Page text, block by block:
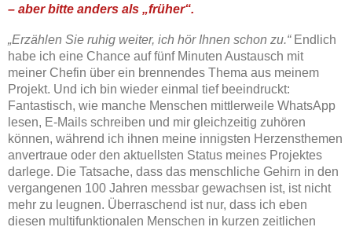
– aber bitte anders als „früher“.
„Erzählen Sie ruhig weiter, ich hör Ihnen schon zu.“Endlich
habe ich eine Chance auf fünf Minuten Austausch mit
meiner Chefin über ein brennendes Thema aus meinem
Projekt. Und ich bin wieder einmal tief beeindruckt:
Fantastisch, wie manche Menschen mittlerweile WhatsApp
lesen, E-Mails schreiben und mir gleichzeitig zuhören
können, während ich ihnen meine innigsten Herzensthemen
anvertraue oder den aktuellsten Status meines Projektes
darlege. Die Tatsache, dass das menschliche Gehirn in den
vergangenen 100 Jahren messbar gewachsen ist, ist nicht
mehr zu leugnen. Überraschend ist nur, dass ich eben
diesen multifunktionalen Menschen in kurzen zeitlichen